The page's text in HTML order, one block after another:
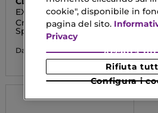
EXTRA-FIRMING JOUR
Crema Giorno Anti-Età
Speciale Pelle Secca
Da 75,67 € Da
cookie", disponibile in
pagina del sito.
Privacy
Configura i
Rifiuta
Accetta